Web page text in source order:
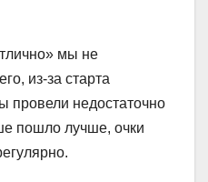
мы не
из-за старта
провели недостаточно
пошло лучше, очки